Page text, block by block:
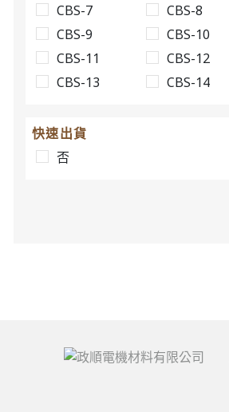
CBS-7
CBS-8
CBS-9
CBS-10
CBS-11
CBS-12
CBS-13
CBS-14
快速出貨
否